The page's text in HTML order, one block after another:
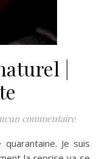
|
commentaire